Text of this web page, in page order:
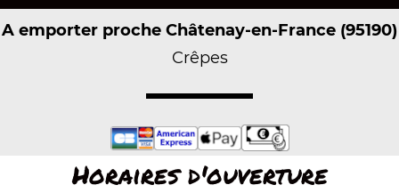
A emporter proche Châtenay-en-France (95190)
Crêpes
Horaires d'ouverture